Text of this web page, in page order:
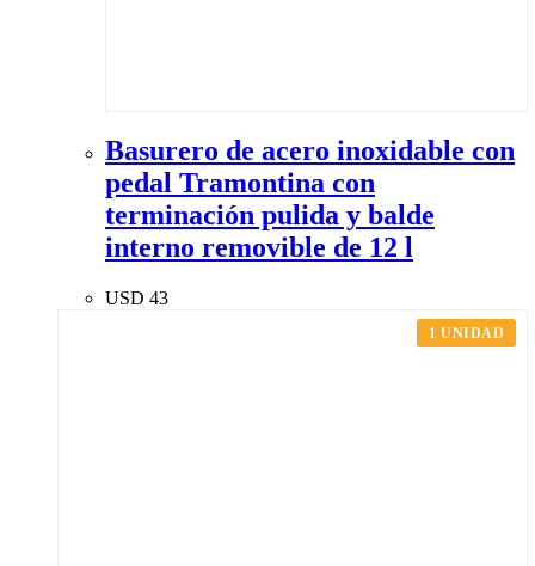
Basurero de acero inoxidable con
pedal Tramontina con
terminación pulida y balde
interno removible de 12 l
USD 43
1 UNIDAD